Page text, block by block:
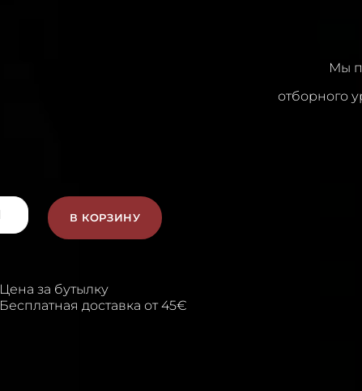
Мы
отборного
В КОРЗИНУ
Цена за бутылку
Бесплатная доставка от 45€